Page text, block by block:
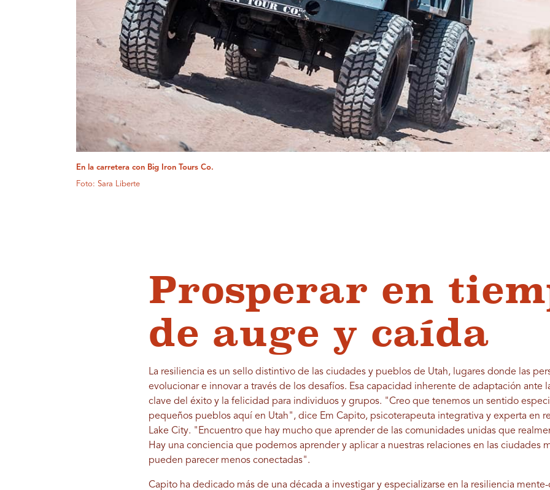
En la carretera con Big Iron Tours Co.
Foto: Sara Liberte
Prosperar en
de auge y caída
La resiliencia es un sello distintivo de las ciudades y pueblos de Utah, lugares donde las
evolucionar e innovar a través de los desafíos. Esa capacidad inherente de adaptación ante
clave del éxito y la felicidad para individuos y grupos. "Creo que tenemos un sentido
pequeños pueblos aquí en Utah", dice Em Capito, psicoterapeuta integrativa y experta en
Lake City. "Encuentro que hay mucho que aprender de las comunidades unidas que
Hay una conciencia que podemos aprender y aplicar a nuestras relaciones en las ciudades
pueden parecer menos conectadas".
Capito ha dedicado más de una década a investigar y especializarse en la resiliencia